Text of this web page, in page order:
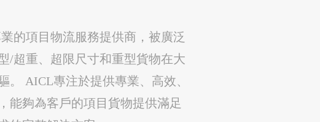
的項目物流服務提供商，被廣泛
/超重、超限尺寸和重型貨物在大
。 AICL專注於提供專業、高效、
能夠為客戶的項目貨物提供滿足